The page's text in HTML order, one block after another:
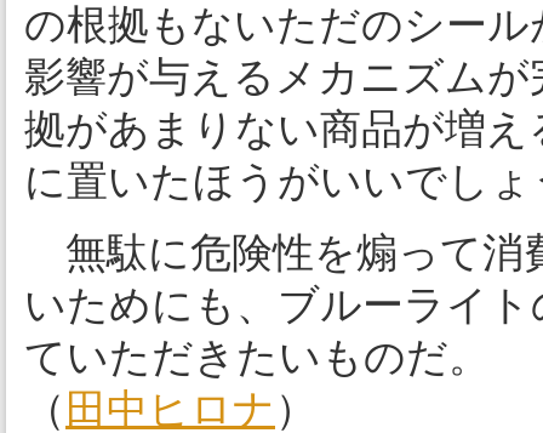
の根拠もないただのシー
影響が与えるメカニズム
拠があまりない商品が増
に置いたほうがいいでし
無駄に危険性を煽って消
いためにも、ブルーライ
ていただきたいものだ。
（ 田中ヒロナ ）